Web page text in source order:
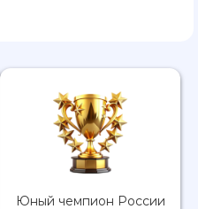
Юный чемпион России